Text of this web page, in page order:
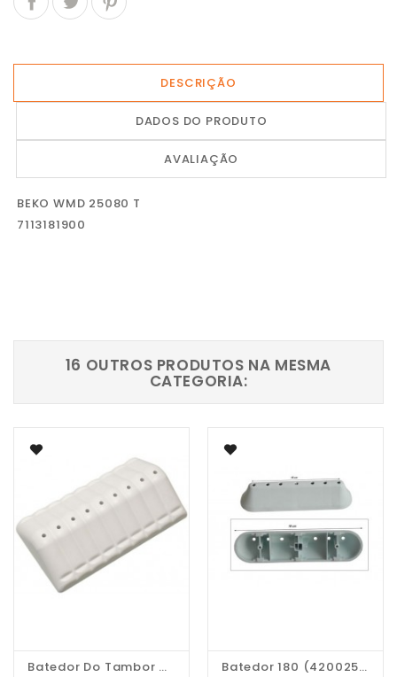
DESCRIÇÃO
DADOS DO PRODUTO
AVALIAÇÃO
BEKO WMD 25080 T
7113181900
16 OUTROS PRODUTOS NA MESMA
CATEGORIA:
Batedor Do Tambor AEG,...
Batedor 180 (42002592)